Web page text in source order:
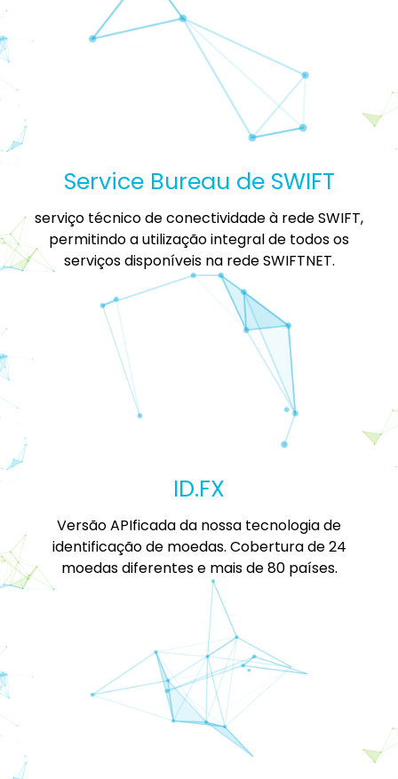
Service Bureau de SWIFT
serviço técnico de conectividade à rede SWIFT,
permitindo a utilização integral de todos os
serviços disponíveis na rede SWIFTNET.
ID.FX
Versão APIficada da nossa tecnologia de
identificação de moedas. Cobertura de 24
moedas diferentes e mais de 80 países.